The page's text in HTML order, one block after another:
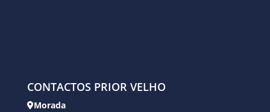
CONTACTOS PRIOR VELHO
Morada